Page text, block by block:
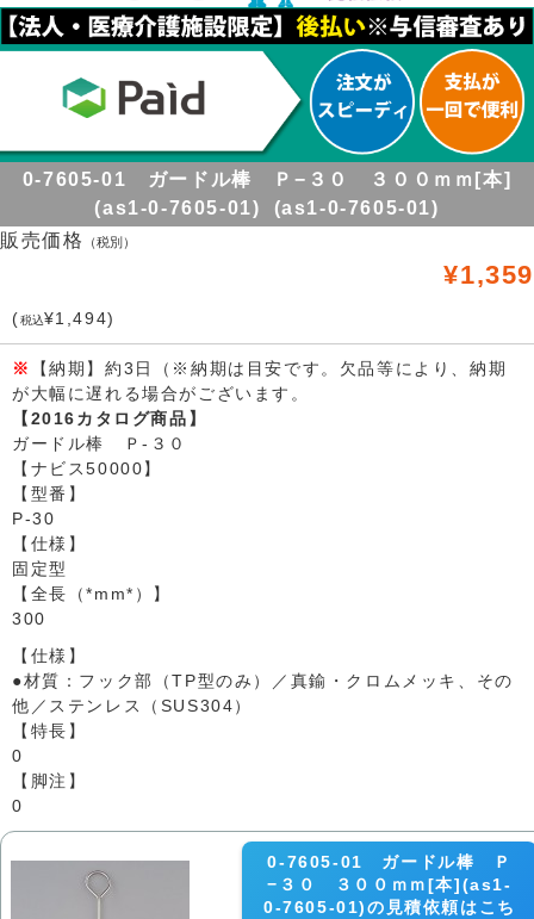
0-7605-01 ガードル棒 Ｐ−３０ ３００ｍｍ[本]
(as1-0-7605-01) (as1-0-7605-01)
販売価格
（税別）
¥1,359
(税込¥1,494)
※
【納期】約3日（※納期は目安です。欠品等により、納期
が大幅に遅れる場合がございます。
【2016カタログ商品】
ガードル棒 Ｐ-３０
【ナビス50000】
【型番】
P-30
【仕様】
固定型
【全長（*mm*）】
300
【仕様】
●材質：フック部（TP型のみ）／真鍮・クロムメッキ、その
他／ステンレス（SUS304）
【特長】
0
【脚注】
0
0-7605-01 ガードル棒 Ｐ
−３０ ３００ｍｍ[本](as1-
0-7605-01)の見積依頼はこち